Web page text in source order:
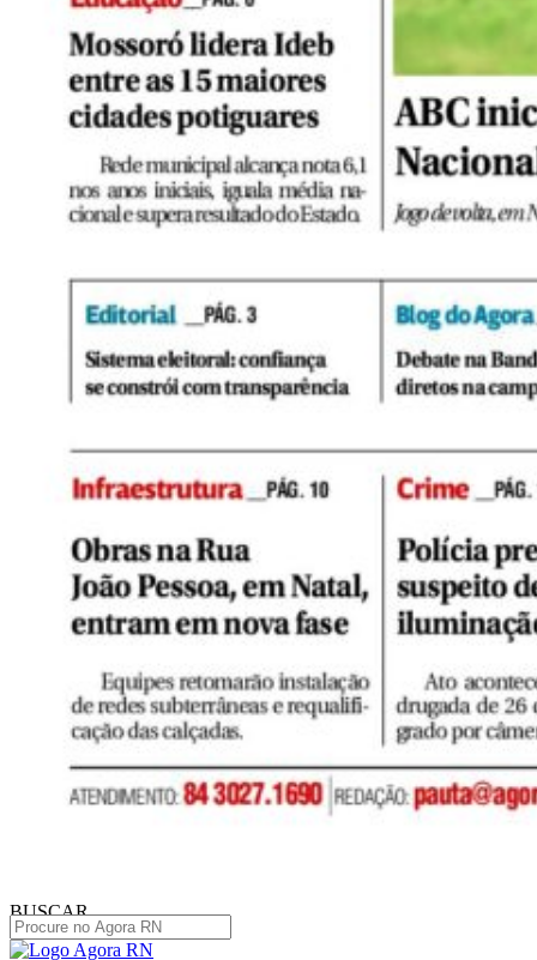
BUSCAR